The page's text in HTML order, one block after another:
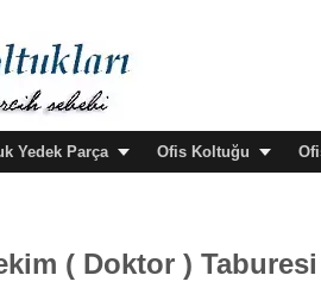
Yedek Parça Ofis Koltuğu
( Doktor ) Taburesi